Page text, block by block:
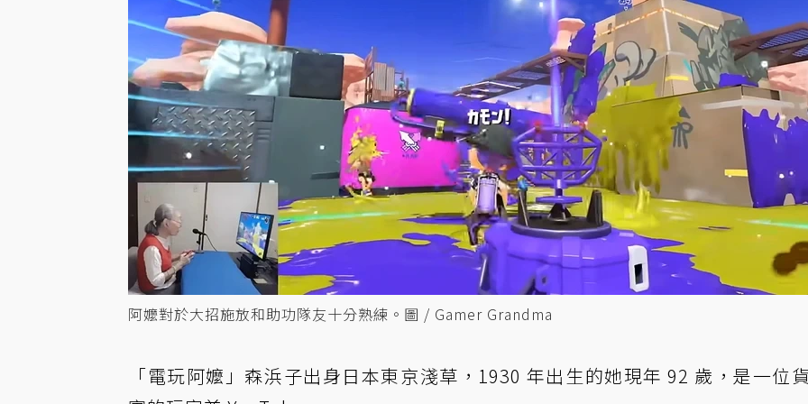
阿嬤對於大招施放和助功隊友十分熟練。圖 / Gamer Grandma
「電玩阿嬤」森浜子出身日本東京淺草，1930 年出生的她現年 92 歲，是一位